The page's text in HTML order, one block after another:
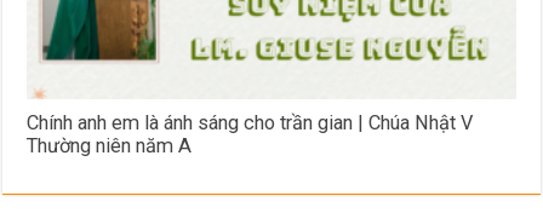
Chính anh em là ánh sáng cho trần gian | Chúa Nhật V
Thường niên năm A